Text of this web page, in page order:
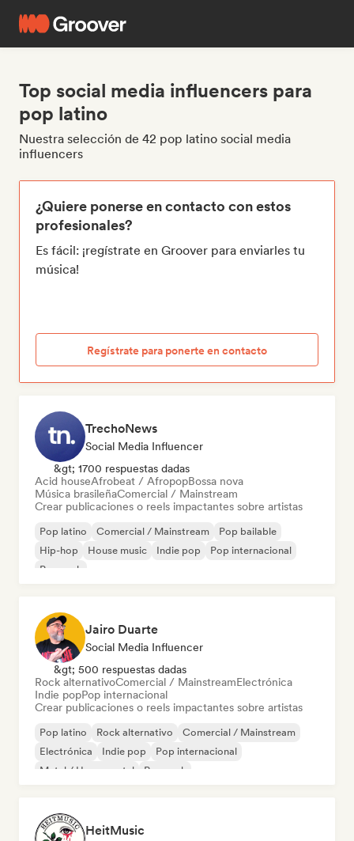
Top social media influencers para
pop latino
Nuestra selección de 42 pop latino social media
influencers
¿Quiere ponerse en contacto con estos
profesionales?
Es fácil: ¡regístrate en Groover para enviarles tu
música!
Regístrate para ponerte en contacto
TrechoNews
Social Media Influencer
&gt; 1700 respuestas dadas
Acid houseAfrobeat / AfropopBossa nova
Música brasileñaComercial / Mainstream
Crear publicaciones o reels impactantes sobre artistas
Pop latino Comercial / Mainstream
Pop bailable
Hip-hop
House music Indie pop
Pop internacional
Pop rock
Jairo Duarte
Social Media Influencer
&gt; 500 respuestas dadas
Rock alternativoComercial / MainstreamElectrónica
Indie popPop internacional
Crear publicaciones o reels impactantes sobre artistas
Pop latino Rock alternativo
Comercial / Mainstream
Electrónica
Indie pop
Pop internacional
Metal / Heavy metal
Pop rock
HeitMusic